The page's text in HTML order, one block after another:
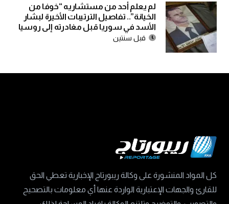
لم يعلم أحد من مستشاريه “خوفا من
الخيانة”.. تفاصيل الترتيبات الأخيرة لبشار
الأسد في سوريا قبل مغادرته إلى روسيا
قبل سنتين
كل المواد المنشورة على وكالة ريبورتاج الإخبارية تعطي الحق
للقارئ والجهات الإعتبارية الواردة عنها أي معلومات بالتصحيح